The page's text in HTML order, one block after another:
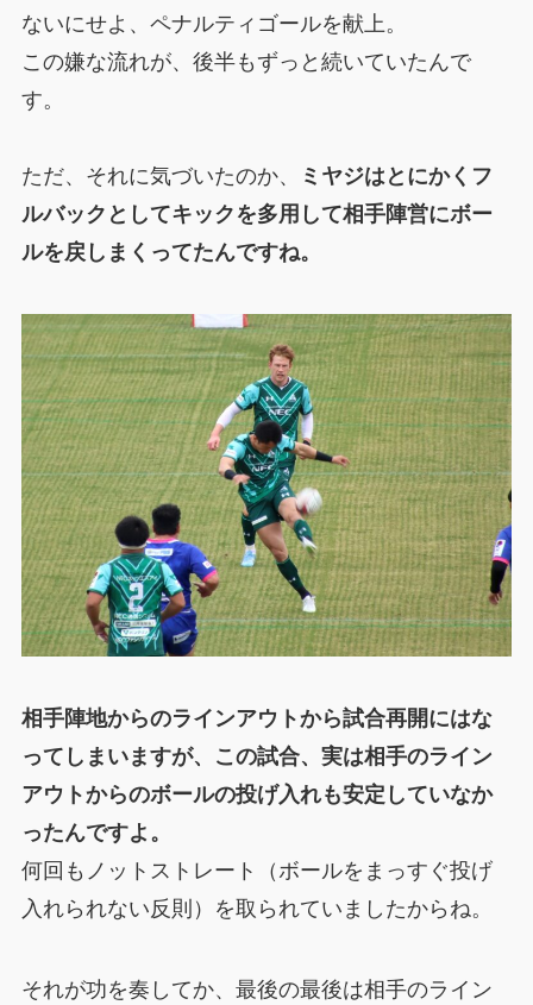
ないにせよ、ペナルティゴールを献上。
この嫌な流れが、後半もずっと続いていたんで
す。
ただ、それに気づいたのか、
ミヤジはとにかくフ
ルバックとしてキックを多用して相手陣営にボー
ルを戻しまくってたんですね。
相手陣地からのラインアウトから試合再開にはな
ってしまいますが、この試合、実は相手のライン
アウトからのボールの投げ入れも安定していなか
ったんですよ。
何回もノットストレート（ボールをまっすぐ投げ
入れられない反則）を取られていましたからね。
それが功を奏してか、最後の最後は相手のライン